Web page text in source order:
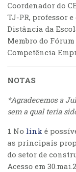
Coordenador do
TJ-PR, professor
Distância da
Membro do
Competência
NOTAS
*Agradecemos a
sem a qual teria
1 No link é
as principais
do setor de
Acesso em